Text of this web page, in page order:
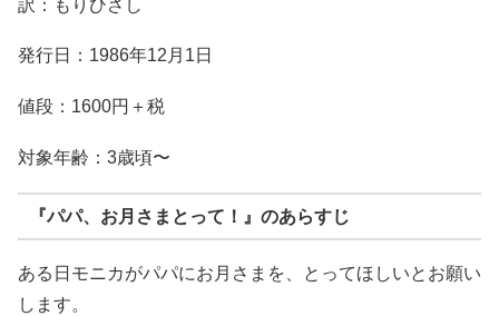
訳：もりひさし
発行日：1986年12月1日
値段：1600円＋税
対象年齢：3歳頃〜
『パパ、お月さまとって！』のあらすじ
ある日モニカがパパにお月さまを、とってほしいとお願い
します。